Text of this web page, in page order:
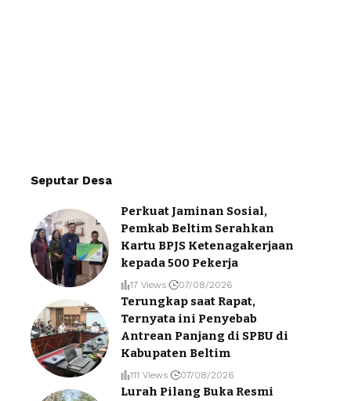
Seputar Desa
Perkuat Jaminan Sosial,
Pemkab Beltim Serahkan
Kartu BPJS Ketenagakerjaan
kepada 500 Pekerja
17 Views 07/08/2026
Terungkap saat Rapat,
Ternyata ini Penyebab
Antrean Panjang di SPBU di
Kabupaten Beltim
111 Views 07/08/2026
Lurah Pilang Buka Resmi